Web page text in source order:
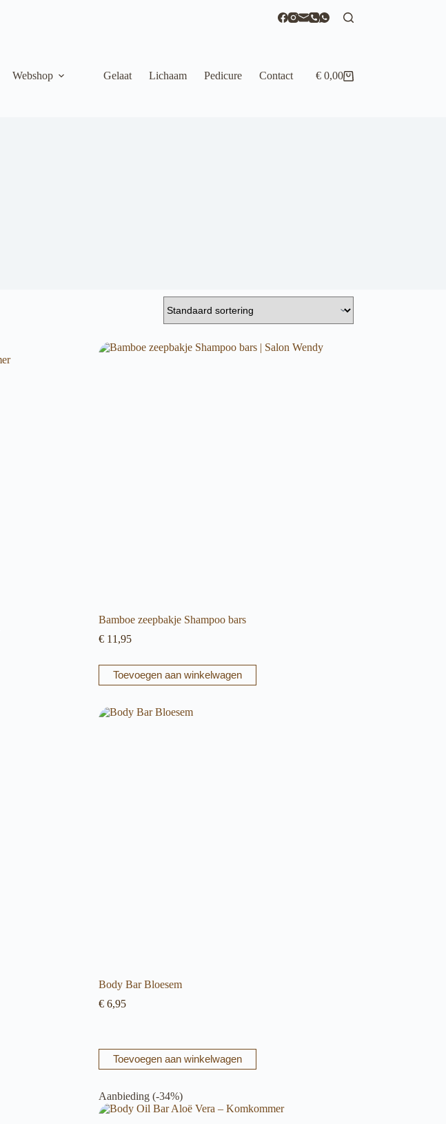
Webshop Gelaat Lichaam Pedicure Contact Winkelwagen
€0,00
Bamboe zeepbakje Shampoo bars
€11,95
Toevoegen aan winkelwagen
Body Bar Bloesem
€6,95
Toevoegen aan winkelwagen
Aanbieding (-34%)